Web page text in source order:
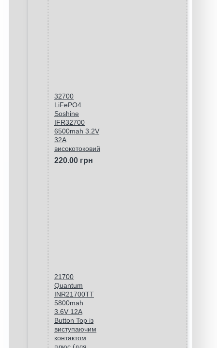
32700
LiFePO4
Soshine
IFR32700
6500mah 3.2V
32A
високотоковий
220.00 грн
21700
Quantum
INR21700TT
5800mah
3.6V 12A
Button Top із
виступаючим
контактом